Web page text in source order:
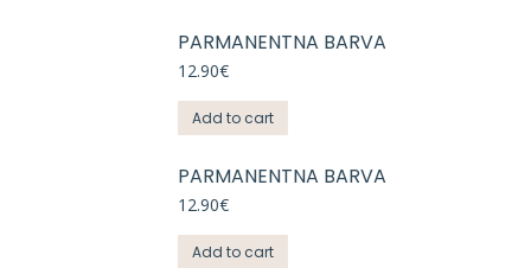
PARMANENTNA BARVA
12.90€
Add to cart
PARMANENTNA BARVA
12.90€
Add to cart